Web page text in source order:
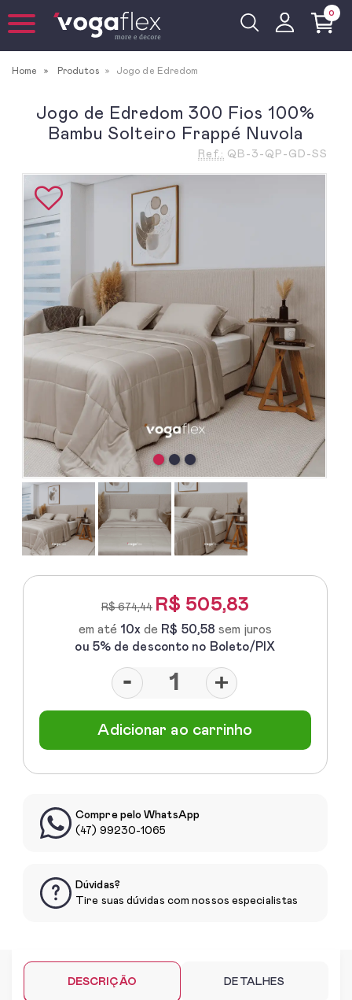
0
Home Produtos Jogo de Edredom
Jogo de Edredom 300 Fios 100%
Bambu Solteiro Frappé Nuvola
Ref.: QB-3-QP-GD-SS
R$ 674,44 R$ 505,83
em até 10x de R$ 50,58 sem juros
ou 5% de desconto no Boleto/PIX
- +
Adicionar ao carrinho
Compre pelo WhatsApp
(47) 99230-1065
Dúvidas?
Tire suas dúvidas com nossos especialistas
DESCRIÇÃO DETALHES